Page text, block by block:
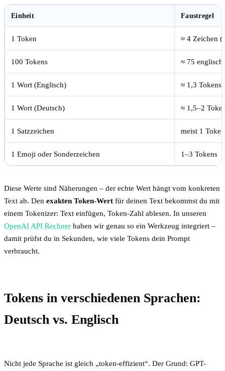
Einheit Faustregel
1 Token ≈ 4 Zeichen
100 Tokens ≈ 75
1 Wort (Englisch) ≈ 1,3 Tokens
1 Wort (Deutsch) ≈ 1,5–2
1 Satzzeichen meist 1 Token
1 Emoji oder Sonderzeichen 1–3 Tokens
Diese Werte sind Näherungen – der echte Wert hängt vom konkreten
Text ab. Den exakten Token-Wert für deinen Text bekommst du mit
einem Tokenizer: Text einfügen, Token-Zahl ablesen. In unseren
OpenAI API Rechner haben wir genau so ein Werkzeug integriert –
damit prüfst du in Sekunden, wie viele Tokens dein Prompt
verbraucht.
Tokens in verschiedenen Sprachen:
Deutsch vs. Englisch
Nicht jede Sprache ist gleich „token-effizient“. Der Grund: GPT-